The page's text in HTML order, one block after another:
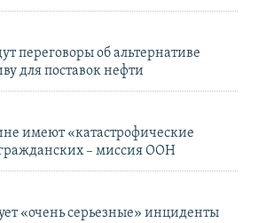
переговоры об альтернативе
для поставок нефти
имеют «катастрофические
– миссия ООН
«очень серьезные» инциденты